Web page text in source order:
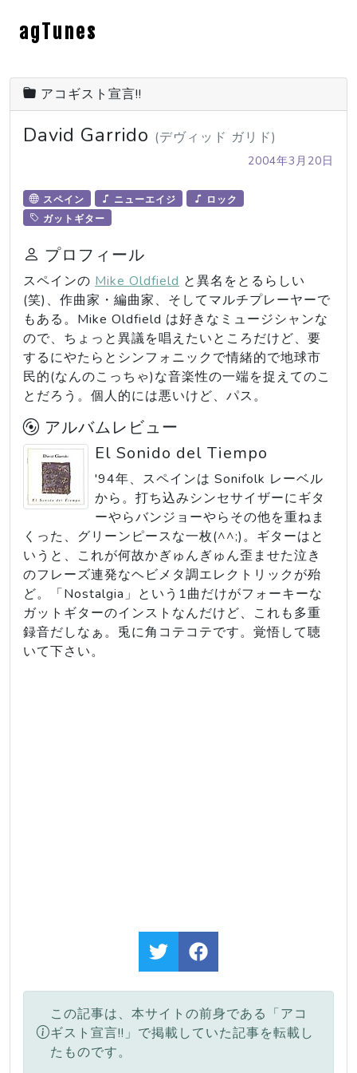
agTunes
アコギスト宣言!!
David Garrido (デヴィッド ガリド)
2004年3月20日
スペイン ニューエイジ
ロック
ガットギター
プロフィール
スペインの Mike Oldfield と異名をとるらしい
(笑)、作曲家・編曲家、そしてマルチプレーヤーで
もある。Mike Oldfield は好きなミュージシャンな
ので、ちょっと異議を唱えたいところだけど、要
するにやたらとシンフォニックで情緒的で地球市
民的(なんのこっちゃ)な音楽性の一端を捉えてのこ
とだろう。個人的には悪いけど、パス。
アルバムレビュー
El Sonido del Tiempo
'94年、スペインは Sonifolk レーベル
から。打ち込みシンセサイザーにギタ
ーやらバンジョーやらその他を重ねま
くった、グリーンピースな一枚(^^;)。ギターはと
いうと、これが何故かぎゅんぎゅん歪ませた泣き
のフレーズ連発なヘビメタ調エレクトリックが殆
ど。「Nostalgia」という1曲だけがフォーキーな
ガットギターのインストなんだけど、これも多重
録音だしなぁ。兎に角コテコテです。覚悟して聴
いて下さい。
この記事は、本サイトの前身である「アコ
ギスト宣言!!」で掲載していた記事を転載し
たものです。